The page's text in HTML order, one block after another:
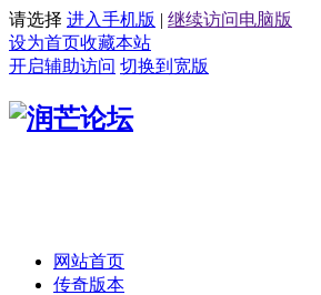
请选择 进入手机版 | 继续访问电脑版
设为首页收藏本站
开启辅助访问 切换到宽版
网站首页
传奇版本